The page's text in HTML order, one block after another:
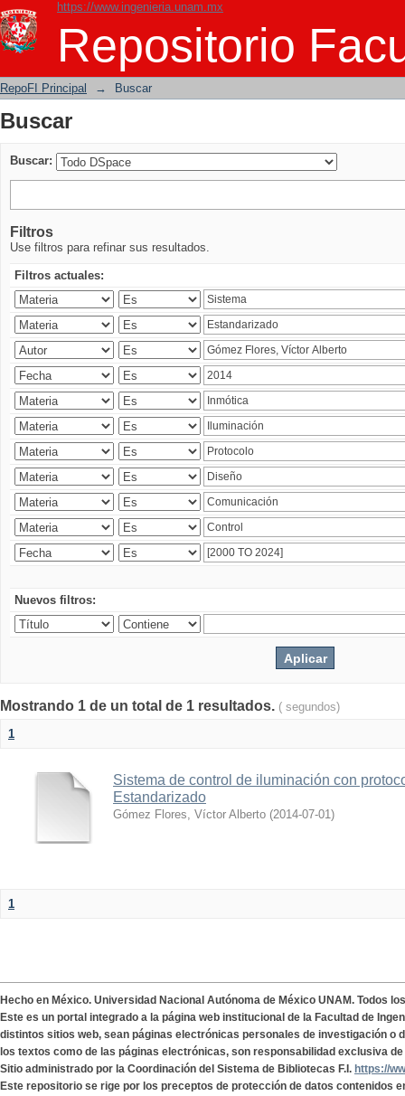
https://www.ingenieria.unam.mx
Repositorio
Buscar
RepoFI Principal → Buscar
Buscar
Buscar:
Filtros
Use filtros para refinar sus resultados.
Filtros actuales:
Nuevos filtros:
Mostrando 1 de un total de 1 resultados. ( segundos)
1
Sistema de control de iluminación con
Estandarizado
Gómez Flores, Víctor Alberto (2014-07-01)
1
Hecho en México. Universidad Nacional Autónoma de México UNAM. Todos
Este es un portal integrado a la página web institucional de la Facultad de
distintos sitios web, sean páginas electrónicas personales de investigación o
los textos como de las páginas electrónicas, son responsabilidad exclusiva
Sitio administrado por la Coordinación del Sistema de Bibliotecas F.I. https://
Este repositorio se rige por los preceptos de protección de datos contenidos